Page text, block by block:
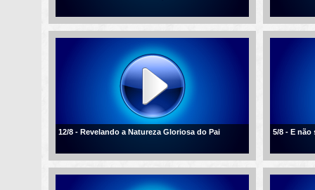
12/8 - Revelando a Natureza Gloriosa do Pai 5/8 - E não